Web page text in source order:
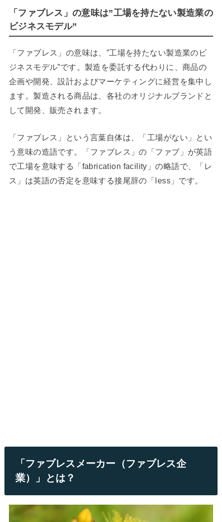
「ファブレス」の意味は”工場を持たない製造業の
ビジネスモデル”
「ファブレス」の意味は、”工場を持たない製造業のビ
ジネスモデル”です。製造を委託する代わりに、商品の
企画や開発、設計およびマーケティングに経営を集中し
ます。製造される商品は、各社のオリジナルブランドと
して開発、販売されます。
「ファブレス」という言葉自体は、「工場がない」とい
う意味の造語です。「ファブレス」の「ファブ」が英語
で工場を意味する「fabrication facility」の略語で、「レ
ス」は英語の否定を意味する接尾辞の「less」です。
「ファブレスメーカー（ファブレス企
業）」とは？